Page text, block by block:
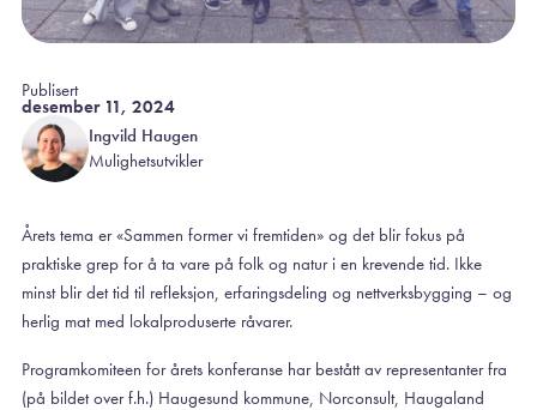
Publisert
desember 11, 2024
Ingvild Haugen
Mulighetsutvikler
Årets tema er «Sammen former vi fremtiden» og det blir fokus på
praktiske grep for å ta vare på folk og natur i en krevende tid. Ikke
minst blir det tid til refleksjon, erfaringsdeling og nettverksbygging – og
herlig mat med lokalproduserte råvarer.
Programkomiteen for årets konferanse har bestått av representanter fra
(på bildet over f.h.) Haugesund kommune, Norconsult, Haugaland